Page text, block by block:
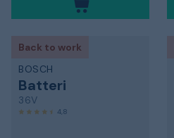
Back to work
BOSCH
Batteri
36V
4,8